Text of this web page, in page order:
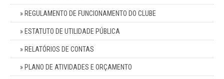
REGULAMENTO DE FUNCIONAMENTO DO CLUBE
ESTATUTO DE UTILIDADE PÚBLICA
RELATÓRIOS DE CONTAS
PLANO DE ATIVIDADES E ORÇAMENTO